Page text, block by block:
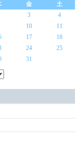
金
土
3
4
10
11
17
18
24
25
31